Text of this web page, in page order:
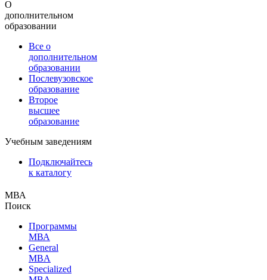
О
дополнительном
образовании
Все о
дополнительном
образовании
Послевузовское
образование
Второе
высшее
образование
Учебным заведениям
Подключайтесь
к каталогу
МВА
Поиск
Программы
МВА
General
MBA
Specialized